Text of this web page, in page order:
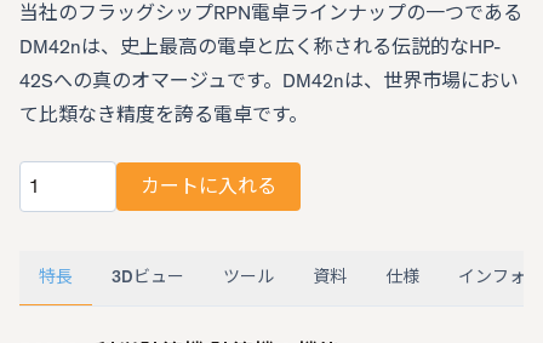
当社のフラッグシップRPN電卓ラインナップの一つである
DM42nは、史上最高の電卓と広く称される伝説的なHP-
42Sへの真のオマージュです。DM42nは、世界市場におい
て比類なき精度を誇る電卓です。
数量
カートに入れる
特長 3Dビュー ツール 資料 仕様 インフォ